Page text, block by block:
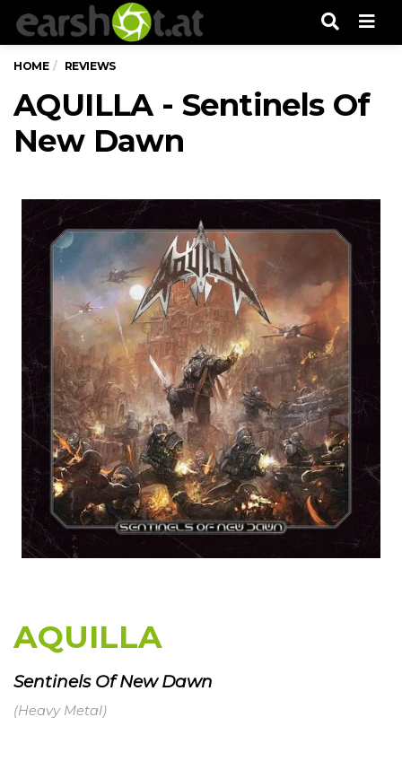
HOME REVIEWS
AQUILLA - Sentinels Of
New Dawn
AQUILLA
Sentinels Of New Dawn
(Heavy Metal)